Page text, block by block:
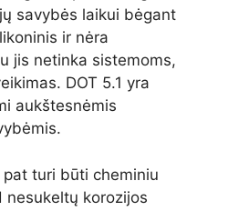
savybės laikui bėgant
ir nėra
jis netinka sistemoms,
DOT 5.1 yra
aukštesnėmis
turi būti cheminiu
nesukeltų korozijos